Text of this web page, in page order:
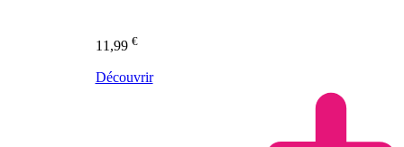
11,99 €
Découvrir